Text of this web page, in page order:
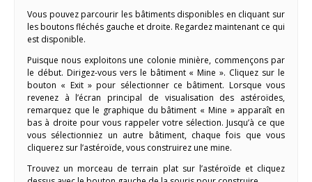
Vous pouvez parcourir les bâtiments disponibles en cliquant sur
les boutons fléchés gauche et droite. Regardez maintenant ce qui
est disponible.
Puisque nous exploitons une colonie minière, commençons par
le début. Dirigez-vous vers le bâtiment « Mine ». Cliquez sur le
bouton « Exit » pour sélectionner ce bâtiment. Lorsque vous
revenez à l’écran principal de visualisation des astéroïdes,
remarquez que le graphique du bâtiment « Mine » apparaît en
bas à droite pour vous rappeler votre sélection. Jusqu’à ce que
vous sélectionniez un autre bâtiment, chaque fois que vous
cliquerez sur l’astéroïde, vous construirez une mine.
Trouvez un morceau de terrain plat sur l’astéroïde et cliquez